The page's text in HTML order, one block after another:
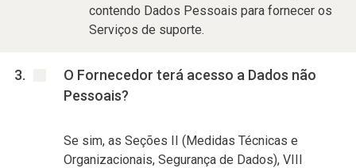
contendo Dados Pessoais para fornecer os
Serviços de suporte.
O Fornecedor terá acesso a Dados não
Pessoais?
Se sim, as Seções II (Medidas Técnicas e
Organizacionais, Segurança de Dados), VIII